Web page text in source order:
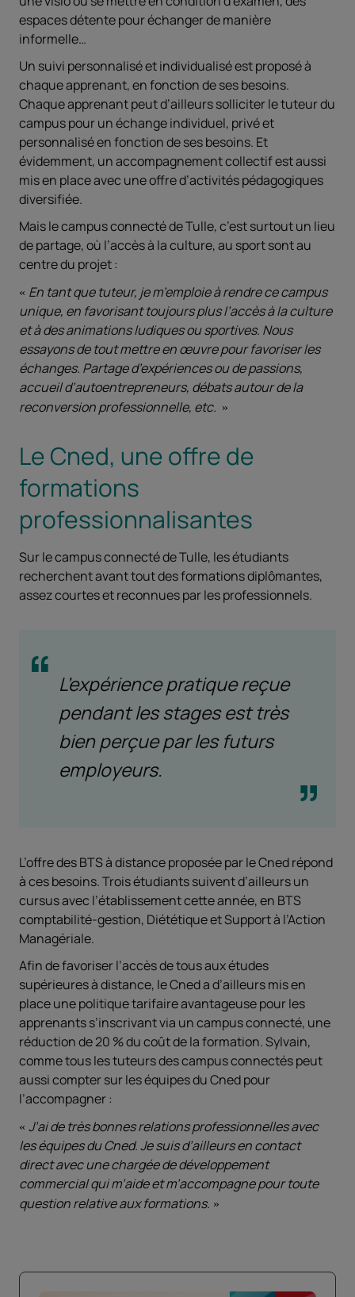
espaces détente pour échanger de manière
informelle…
Un suivi personnalisé et individualisé est proposé à
chaque apprenant, en fonction de ses besoins.
Chaque apprenant peut d’ailleurs solliciter le tuteur du
campus pour un échange individuel, privé et
personnalisé en fonction de ses besoins. Et
évidemment, un accompagnement collectif est aussi
mis en place avec une offre d’activités pédagogiques
diversifiée.
Mais le campus connecté de Tulle, c’est surtout un lieu
de partage, où l’accès à la culture, au sport sont au
centre du projet :
En tant que tuteur, je m’emploie à rendre ce campus
unique, en favorisant toujours plus l’accès à la culture
et à des animations ludiques ou sportives. Nous
essayons de tout mettre en œuvre pour favoriser les
échanges. Partage d’expériences ou de passions,
accueil d’autoentrepreneurs, débats autour de la
reconversion professionnelle, etc.
Le Cned, une offre de
formations
professionnalisantes
Sur le campus connecté de Tulle, les étudiants
recherchent avant tout des formations diplômantes,
assez courtes et reconnues par les professionnels.
L’expérience pratique reçue
pendant les stages est très
bien perçue par les futurs
employeurs.
L’offre des BTS à distance proposée par le Cned répond
à ces besoins. Trois étudiants suivent d’ailleurs un
cursus avec l’établissement cette année, en BTS
comptabilité-gestion, Diététique et Support à l’Action
Managériale.
Afin de favoriser l’accès de tous aux études
supérieures à distance, le Cned a d’ailleurs mis en
place une politique tarifaire avantageuse pour les
apprenants s’inscrivant via un campus connecté, une
réduction de 20 % du coût de la formation. Sylvain,
comme tous les tuteurs des campus connectés peut
aussi compter sur les équipes du Cned pour
l’accompagner :
J’ai de très bonnes relations professionnelles avec
les équipes du Cned. Je suis d’ailleurs en contact
direct avec une chargée de développement
commercial qui m’aide et m’accompagne pour toute
question relative aux formations.